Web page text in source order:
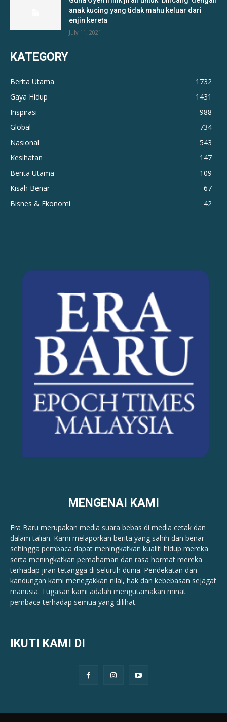
anak kucing yang tidak mahu keluar dari
enjin kereta
July 11, 2021
KATEGORY
Berita Utama
1732
Gaya Hidup
1431
Inspirasi
988
Global
734
Nasional
543
Kesihatan
147
Berita Utama
109
Kisah Benar
67
Bisnes & Ekonomi
42
MENGENAI KAMI
Era Baru merupakan media suara bebas di media cetak dan
dalam talian. Kami melaporkan berita yang sahih dan benar ​​
sehingga pembaca dapat meningkatkan kualiti hidup mereka
serta meningkatkan pemahaman dan rasa hormat mereka
terhadap jiran tetangga di seluruh dunia. Pendekatan dan
kandungan kami menegakkan nilai, hak dan kebebasan sejagat
manusia. Tugasan kami adalah mengutamakan minat
pembaca terhadap semua yang dilihat.
IKUTI KAMI DI